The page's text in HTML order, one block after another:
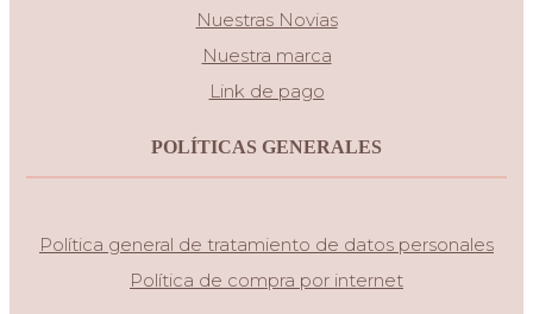
Nuestras Novias
Nuestra marca
Link de pago
POLÍTICAS GENERALES
Política general de tratamiento de datos personales
Política de compra por internet